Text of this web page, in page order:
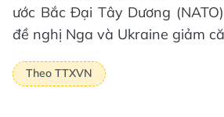
ước Bắc Đại Tây Dương
đề nghị Nga và Ukraine giảm
Theo TTXVN